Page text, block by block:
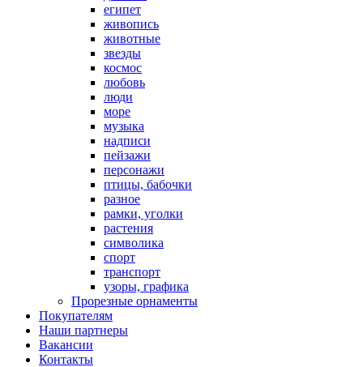
египет
живопись
животные
звезды
космос
любовь
люди
море
музыка
надписи
пейзажи
персонажи
птицы, бабочки
разное
рамки, уголки
растения
символика
спорт
транспорт
узоры, графика
Прорезные орнаменты
Покупателям
Наши партнеры
Вакансии
Контакты